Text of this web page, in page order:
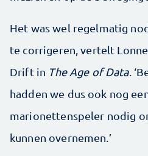
Het was wel regelmatig
te corrigeren, vertelt
Drift in The Age of Data.
hadden we dus ook nog
marionettenspeler nodig
kunnen overnemen.’